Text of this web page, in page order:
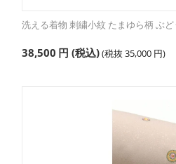
洗える着物 刺繍小紋 たまゆら柄 ぶ
38,500 円 (税込)(税抜 35,000 円)